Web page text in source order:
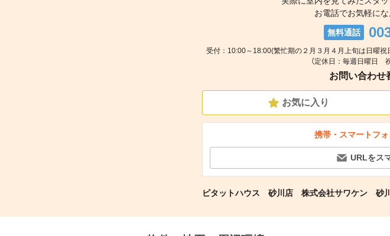
お電話でお気軽に
無料通話
受付：10:00～18:00(繁忙期の２月３月４月上旬は日曜
（定休日：毎週日曜日
お問い合わせ
お気に入り
携帯・スマートフ
URLをス
ピタットハウス 砂川店 株式会社サワケン 砂